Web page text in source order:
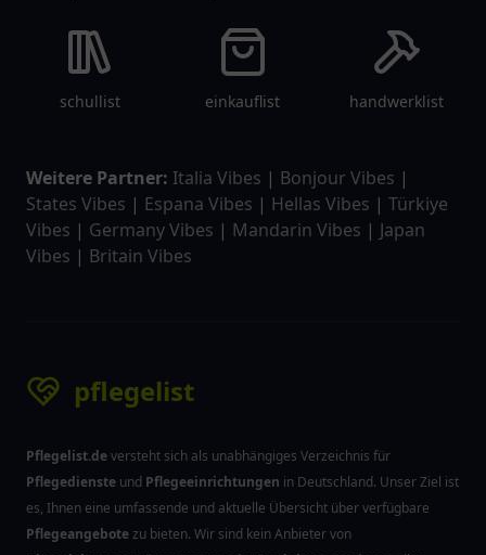
schullist einkauflist handwerklist
Weitere Partner: Italia Vibes | Bonjour Vibes |
States Vibes | Espana Vibes | Hellas Vibes | Türkiye
Vibes | Germany Vibes | Mandarin Vibes | Japan
Vibes | Britain Vibes
pflegelist
Pflegelist.deversteht sich als unabhängiges Verzeichnis für
Pflegedienste und Pflegeeinrichtungen in Deutschland. Unser Ziel ist
es, Ihnen eine umfassende und aktuelle Übersicht über verfügbare
Pflegeangebotezu bieten. Wir sind kein Anbieter von